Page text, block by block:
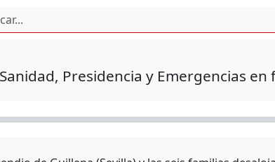
Presidencia y Emergencias